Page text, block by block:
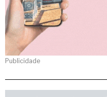
Publicidade